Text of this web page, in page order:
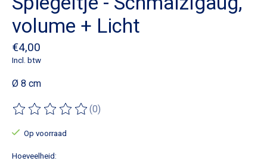
volume + Licht
€4,00
Incl. btw
Ø 8 cm
De beoordeling van dit product is
(0)
Op voorraad
Hoeveelheid: